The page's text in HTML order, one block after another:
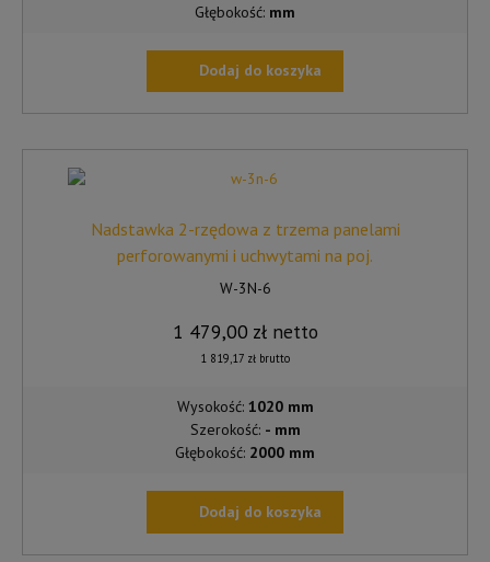
Głębokość: mm
Dodaj do koszyka
Nadstawka 2-rzędowa z trzema panelami
perforowanymi i uchwytami na poj.
W-3N-6
1 479,00 złnetto
1 819,17 zł brutto
Wysokość: 1020 mm
Szerokość: - mm
Głębokość: 2000 mm
Dodaj do koszyka